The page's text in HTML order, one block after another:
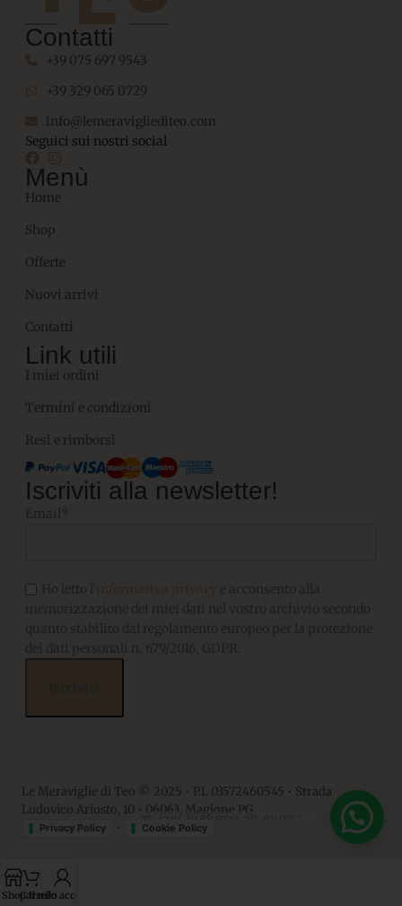
Contatti
+39 075 697 9543
+39 329 065 0729
info@lemeravigliediteo.com
Seguici sui nostri social
Menù
Home
Shop
Offerte
Nuovi arrivi
Contatti
Link utili
I miei ordini
Termini e condizioni
Resi e rimborsi
Iscriviti alla newsletter!
Le Meraviglie di Teo © 2025 • P.I. 03572460545 • Strada
Ludovico Ariosto, 10 • 06063, Magione PG
Privacy Policy • Cookie Policy
ShopCarrello
Il mio account
💬 Hai bisogno di aiuto?